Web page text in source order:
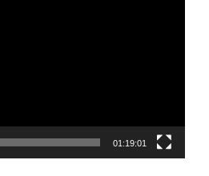
01:19:01